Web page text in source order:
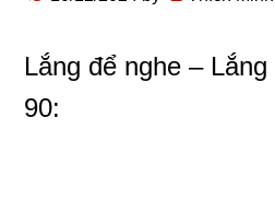
Lắng để nghe –
90: